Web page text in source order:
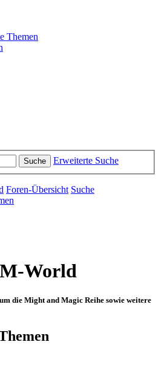
Themen
Suche Erweiterte Suche
Foren-Übersicht Suche
World
die Might and Magic Reihe sowie weitere